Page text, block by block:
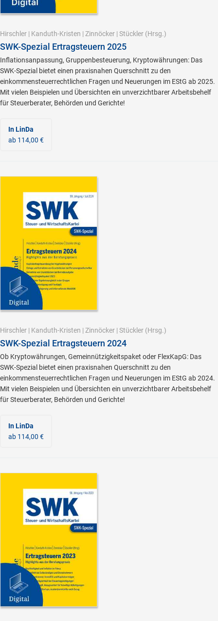
Hirschler | Kanduth-Kristen | Zinnöcker | Stückler (Hrsg.)
SWK-Spezial Ertragsteuern 2025
Inflationsanpassung, Gruppenbesteuerung, Kryptowährungen: Das
SWK-Spezial bietet einen praxisnahen Querschnitt zu den
einkommensteuerrechtlichen Fragen und Neuerungen im EStG ab 2025.
Mit vielen Beispielen und Übersichten ein unverzichtbarer Arbeitsbehelf
für Steuerberater, Behörden und Gerichte!
In LinDa
ab 114,00 €
Hirschler | Kanduth-Kristen | Zinnöcker | Stückler (Hrsg.)
SWK-Spezial Ertragsteuern 2024
Ob Kryptowährungen, Gemeinnützigkeitspaket oder FlexKapG: Das
SWK-Spezial bietet einen praxisnahen Querschnitt zu den
einkommensteuerrechtlichen Fragen und Neuerungen im EStG ab 2024.
Mit vielen Beispielen und Übersichten ein unverzichtbarer Arbeitsbehelf
für Steuerberater, Behörden und Gerichte!
In LinDa
ab 114,00 €